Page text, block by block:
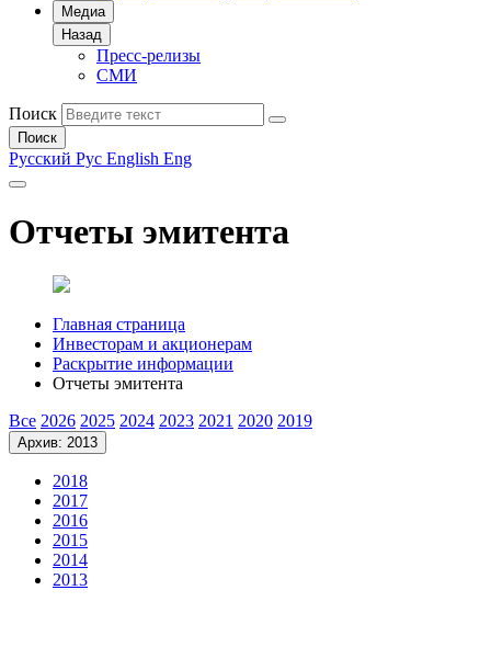
Медиа
Назад
Пресс-релизы
СМИ
Поиск
Поиск
Русский Рус English Eng
Отчеты эмитента
Главная страница
Инвесторам и акционерам
Раскрытие информации
Отчеты эмитента
Все 2026 2025 2024 2023 2021 2020 2019
Архив: 2013
2018
2017
2016
2015
2014
2013